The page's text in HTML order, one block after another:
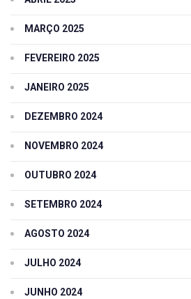
MARÇO 2025
FEVEREIRO 2025
JANEIRO 2025
DEZEMBRO 2024
NOVEMBRO 2024
OUTUBRO 2024
SETEMBRO 2024
AGOSTO 2024
JULHO 2024
JUNHO 2024